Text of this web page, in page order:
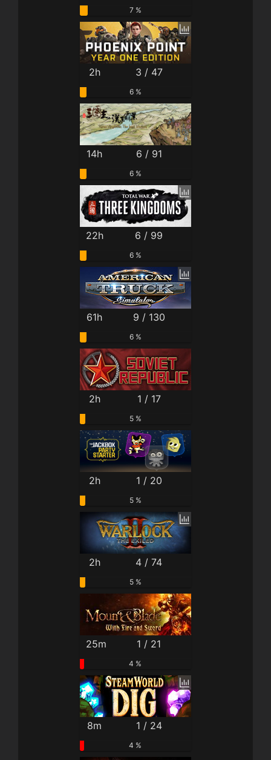
7 %
2h 3 / 47
6 %
14h 6 / 91
6 %
22h 6 / 99
6 %
61h 9 / 130
6 %
2h 1 / 17
5 %
2h 1 / 20
5 %
2h 4 / 74
5 %
25m 1 / 21
4 %
8m 1 / 24
4 %